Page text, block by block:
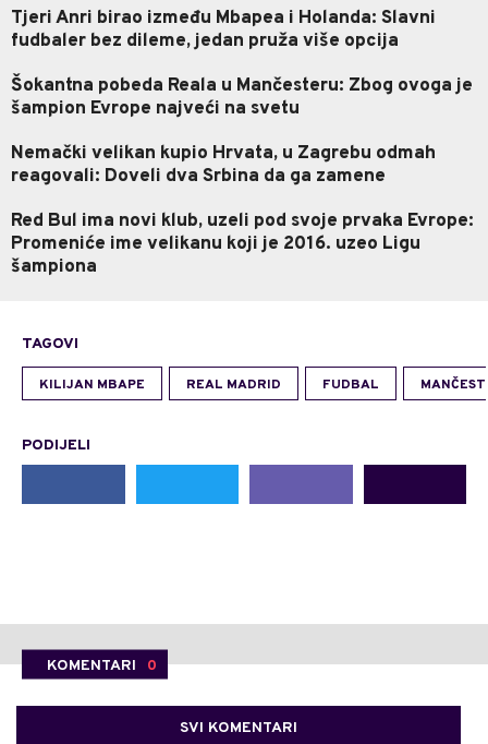
Tjeri Anri birao između Mbapea i Holanda: Slavni
fudbaler bez dileme, jedan pruža više opcija
Šokantna pobeda Reala u Mančesteru: Zbog ovoga je
šampion Evrope najveći na svetu
Nemački velikan kupio Hrvata, u Zagrebu odmah
reagovali: Doveli dva Srbina da ga zamene
Red Bul ima novi klub, uzeli pod svoje prvaka Evrope:
Promeniće ime velikanu koji je 2016. uzeo Ligu
šampiona
TAGOVI
KILIJAN MBAPE REAL MADRID FUDBAL
PODIJELI
KOMENTARI 0
SVI KOMENTARI